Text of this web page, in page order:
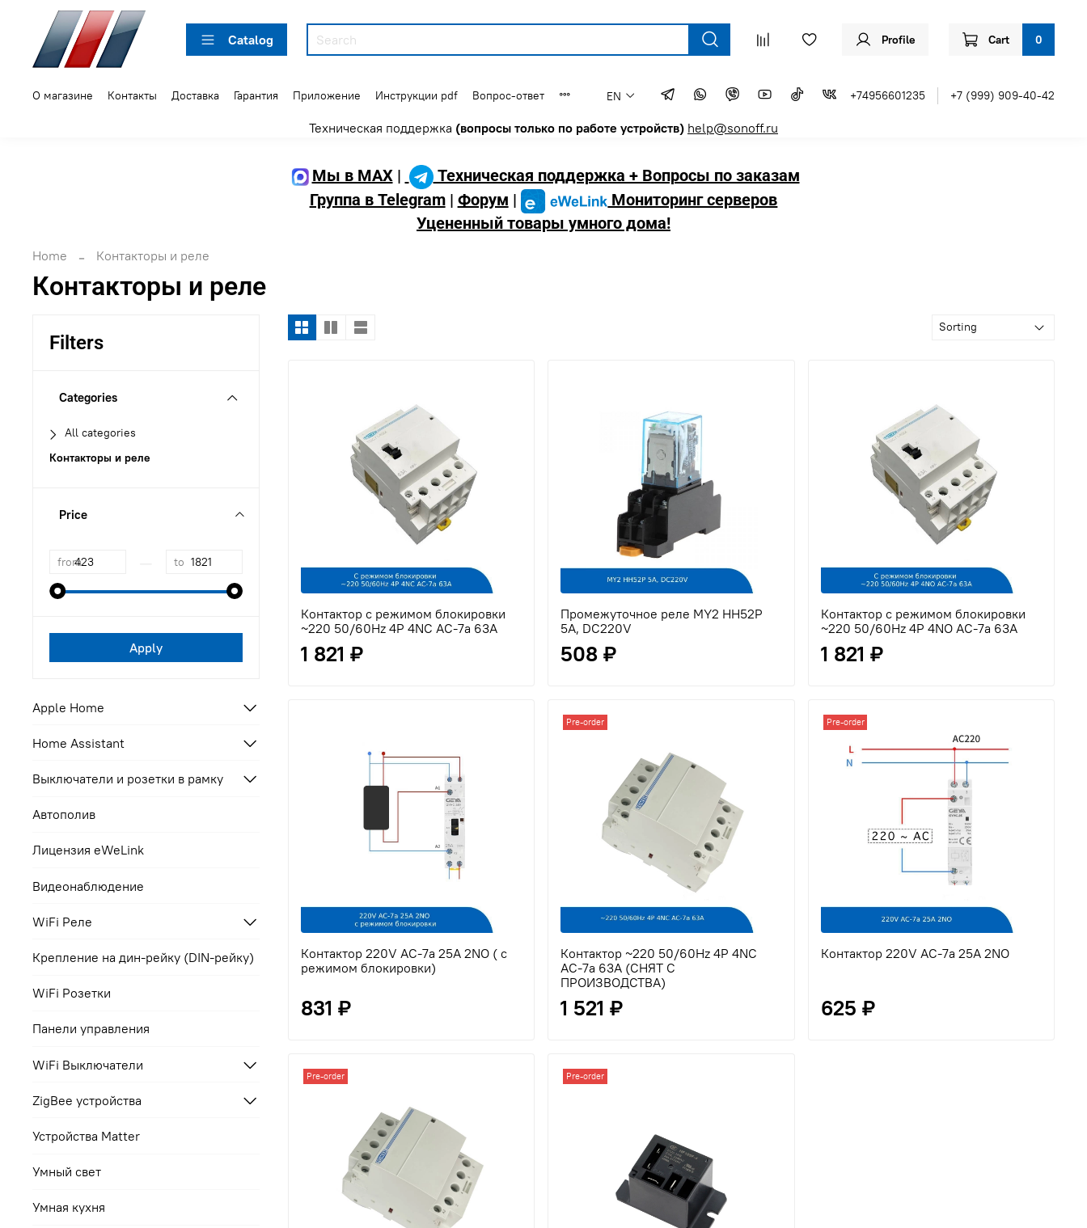
Catalog Profile Cart 0
О магазине Контакты Доставка Гарантия Приложение Инструкции pdf Вопрос-ответ EN +74956601235 +7 (999) 909-40-42
Техническая поддержка (вопросы только по работе устройств) help@sonoff.ru
Мы в MAX|
Техническая поддержка + Вопросы по заказам
Группа в Telegram| Форум |
Мониторинг серверов
Уцененный товары умного дома!
Home Контакторы и реле
Контакторы и реле
Контактор с режимом блокировки
~220 50/60Hz 4P 4NС AC-7a 63A
1 821 ₽
Промежуточное реле MY2 HH52P
5A, DC220V
508 ₽
Контактор с режимом блокировки
~220 50/60Hz 4P 4NO AC-7a 63A
1 821 ₽
Контактор 220V AC-7a 25A 2NO ( с
режимом блокировки)
831 ₽
Pre-order
Контактор ~220 50/60Hz 4P 4NС
AC-7a 63A (СНЯТ С
ПРОИЗВОДСТВА)
1 521 ₽
Pre-order
Контактор 220V AC-7a 25A 2NO
625 ₽
Pre-order Pre-order
Filters
Categories
All categories
Контакторы и реле
Price
from to
Apply
Apple Home
Home Assistant
Выключатели и розетки в рамку
Автополив
Лицензия eWeLink
Видеонаблюдение
WiFi Реле
Крепление на дин-рейку (DIN-рейку)
WiFi Розетки
Панели управления
WiFi Выключатели
ZigBee устройства
Устройства Matter
Умный свет
Умная кухня